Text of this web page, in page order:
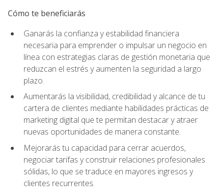
Cómo te beneficiarás
Ganarás la confianza y estabilidad financiera
necesaria para emprender o impulsar un negocio en
línea con estrategias claras de gestión monetaria que
reduzcan el estrés y aumenten la seguridad a largo
plazo.
Aumentarás la visibilidad, credibilidad y alcance de tu
cartera de clientes mediante habilidades prácticas de
marketing digital que te permitan destacar y atraer
nuevas oportunidades de manera constante.
Mejorarás tu capacidad para cerrar acuerdos,
negociar tarifas y construir relaciones profesionales
sólidas, lo que se traduce en mayores ingresos y
clientes recurrentes.